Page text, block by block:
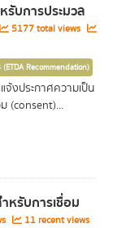
บการประมวล
5177 total views
Recommendation)
งประกาศความเป็น
(consent)...
รับการเชื่อม
11 recent views